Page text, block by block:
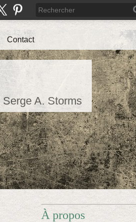
A. Storms
Contact
À propos